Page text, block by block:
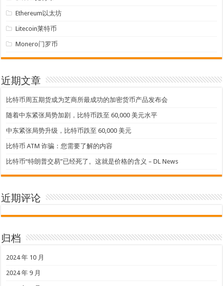
Ethereum以太坊
Litecoin莱特币
Monero门罗币
近期文章
比特币周五期货成为芝商所最成功的加密货币产品发布会
随着中东紧张局势加剧，比特币跌至 60,000 美元水平
中东紧张局势升级，比特币跌至 60,000 美元
比特币 ATM 诈骗：您需要了解的内容
比特币“特朗普交易”已经死了。这就是价格的含义 – DL News
近期评论
归档
2024 年 10 月
2024 年 9 月